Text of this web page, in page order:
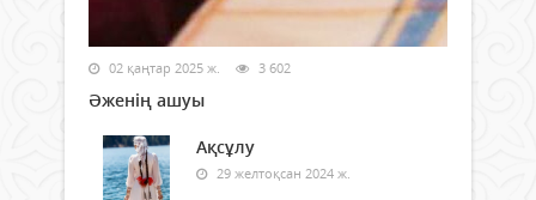
02 қаңтар 2025 ж. 3 602
Әженің ашуы
Ақсұлу
29 желтоқсан 2024 ж.